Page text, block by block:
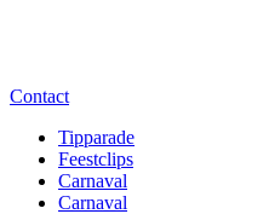
Contact
Tipparade
Feestclips
Carnaval
Carnaval